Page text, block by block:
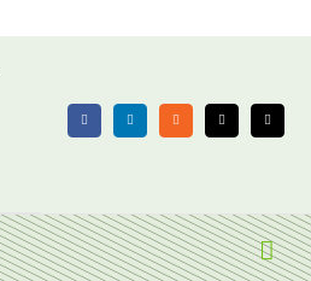
FacebookLinkedIn Rss X Email